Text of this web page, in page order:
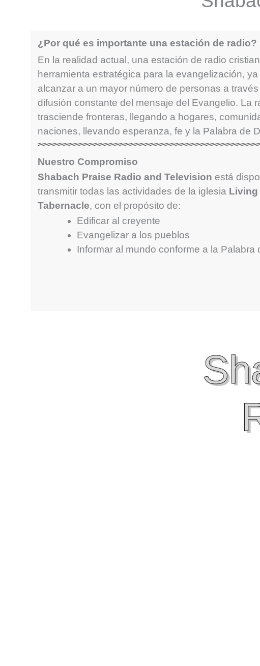
¿Por qué es importante una estación de radio?
En la realidad actual, una estación de radio
herramienta estratégica para la evangelización,
alcanzar a un mayor número de personas a
difusión constante del mensaje del Evangelio. La
trasciende fronteras, llegando a hogares,
naciones, llevando esperanza, fe y la Palabra de
Nuestro Compromiso
Shabach Praise Radio and Television está
transmitir todas las actividades de la iglesia Living
Tabernacle, con el propósito de:
Edificar al creyente
Evangelizar a los pueblos
Informar al mundo conforme a la Palabra